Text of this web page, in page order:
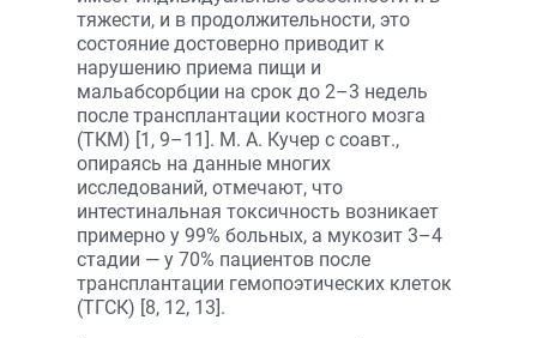
тяжести, и в продолжительности, это
состояние достоверно приводит к
нарушению приема пищи и
мальабсорбции на срок до 2–3 недель
после трансплантации костного мозга
(ТКМ) [1, 9–11]. М. А. Кучер с соавт.,
опираясь на данные многих
исследований, отмечают, что
интестинальная токсичность возникает
примерно у 99% больных, а мукозит 3–4
стадии — у 70% пациентов после
трансплантации гемопоэтических клеток
(ТГСК) [8, 12, 13].